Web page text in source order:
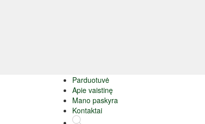
Parduotuvė
Apie vaistinę
Mano paskyra
Kontaktai